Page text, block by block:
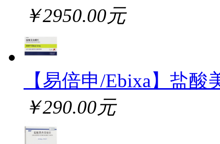
￥2950.00元
【易倍申/Ebixa】盐酸
￥290.00元